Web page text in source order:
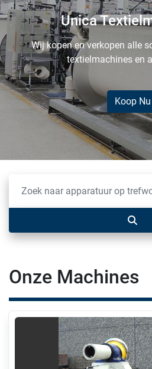
Unica
Wij kopen en verkopen alle
textielmachines en
Koop Nu
Onze Machines